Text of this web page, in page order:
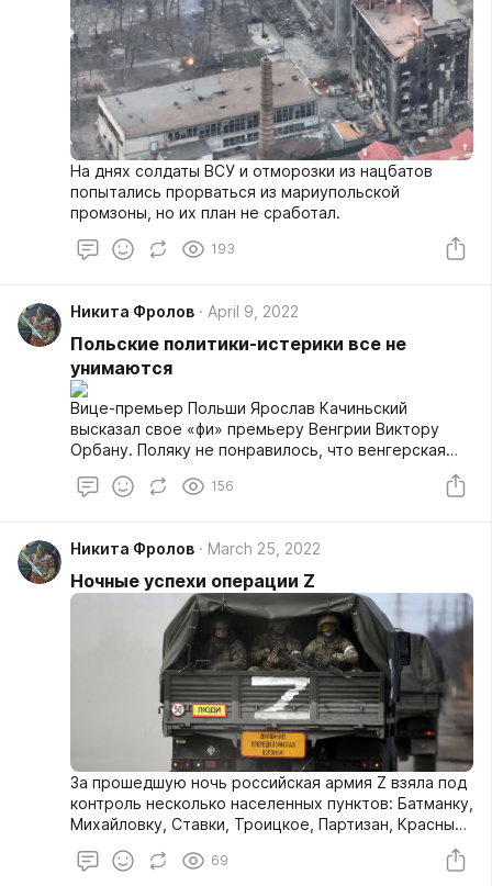
На днях солдаты ВСУ и отморозки из нацбатов
попытались прорваться из мариупольской
промзоны, но их план не сработал.
193
Никита Фролов April 9, 2022
Польские политики-истерики все не
унимаются
Вице-премьер Польши Ярослав Качиньский
высказал свое «фи» премьеру Венгрии Виктору
Орбану. Поляку не понравилось, что венгерская
сторона готова платить за российский газ рублями.
156
Никита Фролов March 25, 2022
Ночные успехи операции Z
За прошедшую ночь российская армия Z взяла под
контроль несколько населенных пунктов: Батманку,
Михайловку, Ставки, Троицкое, Партизан, Красный.
воздушно-десантную бригаду ВСУ. Ребятам стоит
69